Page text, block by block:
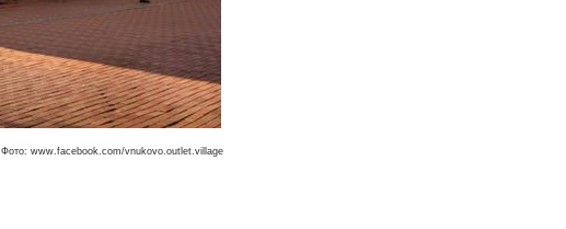
Фото: www.facebook.com/vnukovo.outlet.village